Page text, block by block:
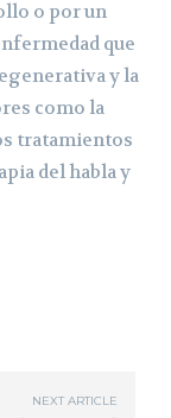
o por un
que
y la
como la
tratamientos
del habla y
NEXT ARTICLE